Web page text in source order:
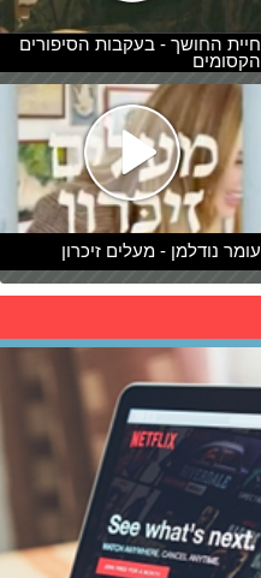
חיית החושך - בעקבות הסיפורים
הקסומים
עומר נודלמן - מעלים זיכרון